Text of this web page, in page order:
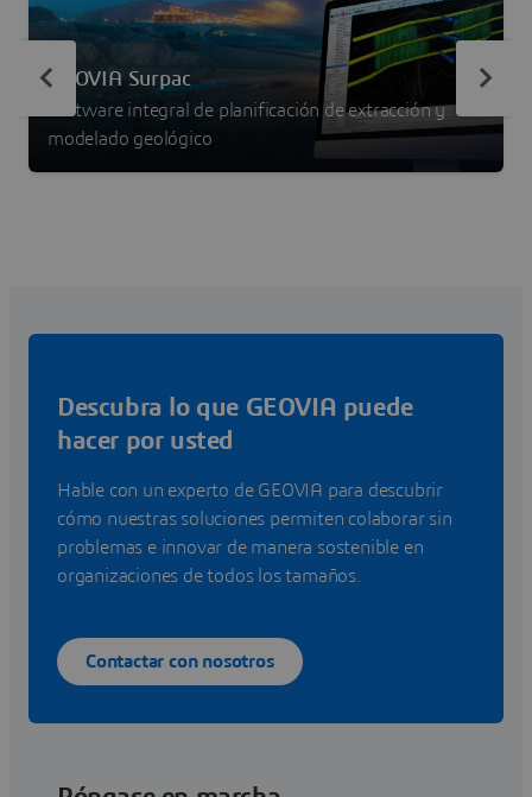
GEOVIA Surpac
Software integral de planificación de extracción y
modelado geológico
Descubra lo que GEOVIA puede
hacer por usted
Hable con un experto de GEOVIA para descubrir
cómo nuestras soluciones permiten colaborar sin
problemas e innovar de manera sostenible en
organizaciones de todos los tamaños.
Contactar con nosotros